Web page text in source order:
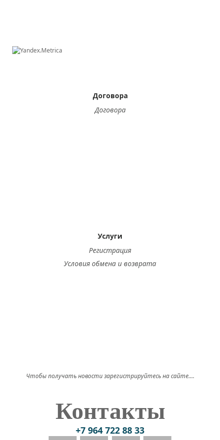
Договора
Договора
Услуги
Регистрация
Условия обмена и возврата
Чтобы получать новости зарегистрируйтесь на сайте....
Контакты
+7 964 722 88 33